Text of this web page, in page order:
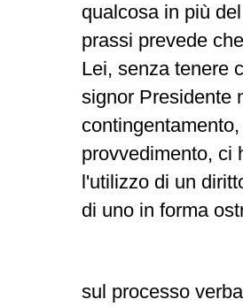
qualcosa in più
prassi prevede
Lei, senza tenere
signor Presidente
provvedimento, ci
l'utilizzo di un
di uno in forma
sul processo